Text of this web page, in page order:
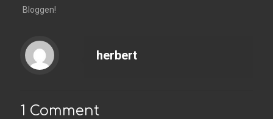
Bloggen!
herbert
1 Comment